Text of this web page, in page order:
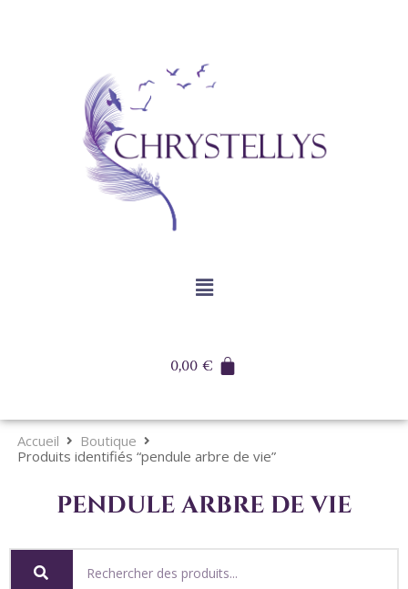
0,00€
Accueil
Boutique
Produits identifiés “pendule arbre de vie”
pendule arbre de vie